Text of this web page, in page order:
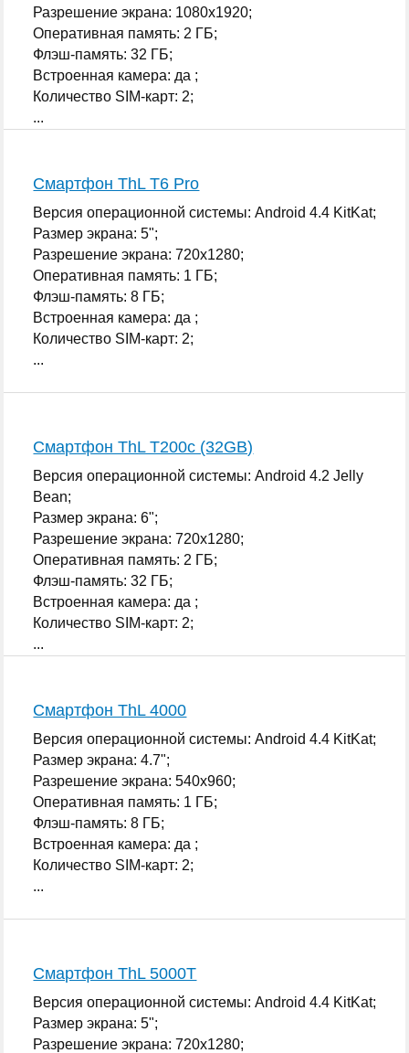
Разрешение экрана: 1080x1920;
Оперативная память: 2 ГБ;
Флэш-память: 32 ГБ;
Встроенная камера: да ;
Количество SIM-карт: 2;
...
Смартфон ThL T6 Pro
Версия операционной системы: Android 4.4 KitKat;
Размер экрана: 5";
Разрешение экрана: 720x1280;
Оперативная память: 1 ГБ;
Флэш-память: 8 ГБ;
Встроенная камера: да ;
Количество SIM-карт: 2;
...
Смартфон ThL T200c (32GB)
Версия операционной системы: Android 4.2 Jelly
Bean;
Размер экрана: 6";
Разрешение экрана: 720x1280;
Оперативная память: 2 ГБ;
Флэш-память: 32 ГБ;
Встроенная камера: да ;
Количество SIM-карт: 2;
...
Смартфон ThL 4000
Версия операционной системы: Android 4.4 KitKat;
Размер экрана: 4.7";
Разрешение экрана: 540x960;
Оперативная память: 1 ГБ;
Флэш-память: 8 ГБ;
Встроенная камера: да ;
Количество SIM-карт: 2;
...
Смартфон ThL 5000T
Версия операционной системы: Android 4.4 KitKat;
Размер экрана: 5";
Разрешение экрана: 720x1280;